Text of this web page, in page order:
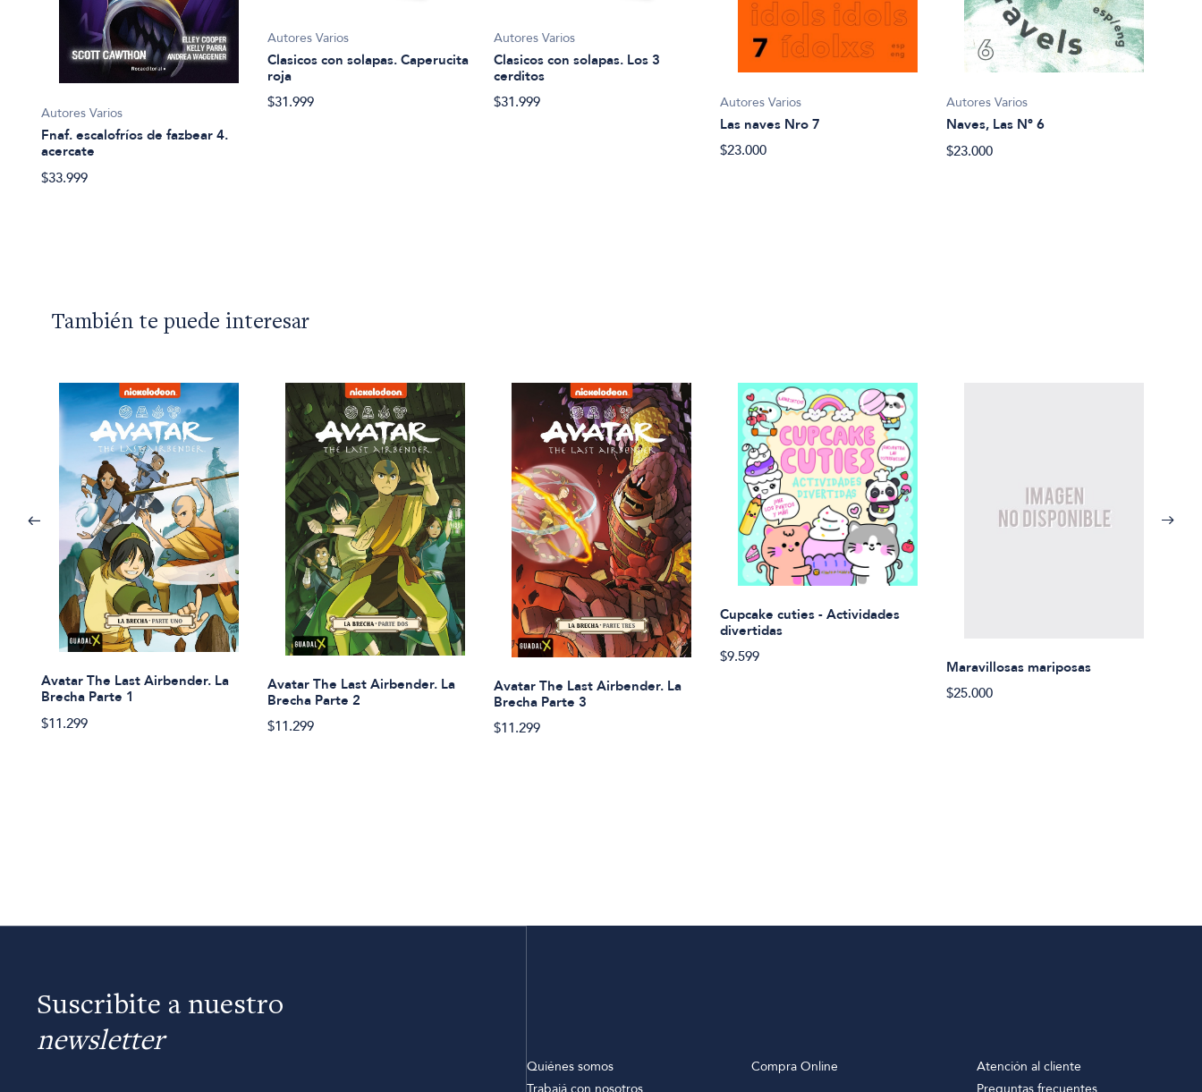
Autores Varios
Fnaf. escalofríos de fazbear 4.
acercate
$33.999
Autores Varios
Clasicos con solapas. Caperucita
roja
$31.999
Autores Varios
Clasicos con solapas. Los 3
cerditos
$31.999
Autores Varios
Las naves Nro 7
$23.000
Autores Varios
Naves, Las Nº 6
$23.000
También te puede interesar
Avatar The Last Airbender. La
Brecha Parte 1
$11.299
Avatar The Last Airbender. La
Brecha Parte 2
$11.299
Avatar The Last Airbender. La
Brecha Parte 3
$11.299
Cupcake cuties - Actividades
divertidas
$9.599
Maravillosas mariposas
$25.000
Suscribite a nuestro
newsletter
Quiénes somos
Compra Online
Atención al cliente